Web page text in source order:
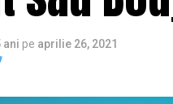
ani pe aprilie 26, 2021